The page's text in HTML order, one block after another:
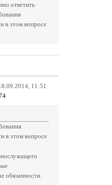
ответить
в этом вопросе
11:51
в этом вопросе
обязанности.